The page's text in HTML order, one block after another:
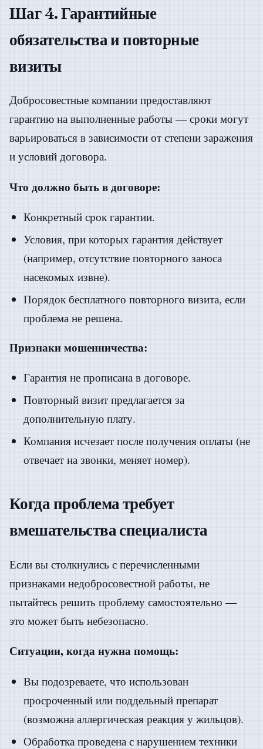
Шаг 4. Гарантийные
обязательства и повторные
визиты
Добросовестные компании предоставляют
гарантию на выполненные работы — сроки могут
варьироваться в зависимости от степени заражения
и условий договора.
Что должно быть в договоре:
Конкретный срок гарантии.
Условия, при которых гарантия действует
(например, отсутствие повторного заноса
насекомых извне).
Порядок бесплатного повторного визита, если
проблема не решена.
Признаки мошенничества:
Гарантия не прописана в договоре.
Повторный визит предлагается за
дополнительную плату.
Компания исчезает после получения оплаты (не
отвечает на звонки, меняет номер).
Когда проблема требует
вмешательства специалиста
Если вы столкнулись с перечисленными
признаками недобросовестной работы, не
пытайтесь решить проблему самостоятельно —
это может быть небезопасно.
Ситуации, когда нужна помощь:
Вы подозреваете, что использован
просроченный или поддельный препарат
(возможна аллергическая реакция у жильцов).
Обработка проведена с нарушением техники